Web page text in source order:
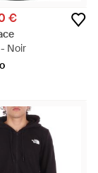
€
Noir